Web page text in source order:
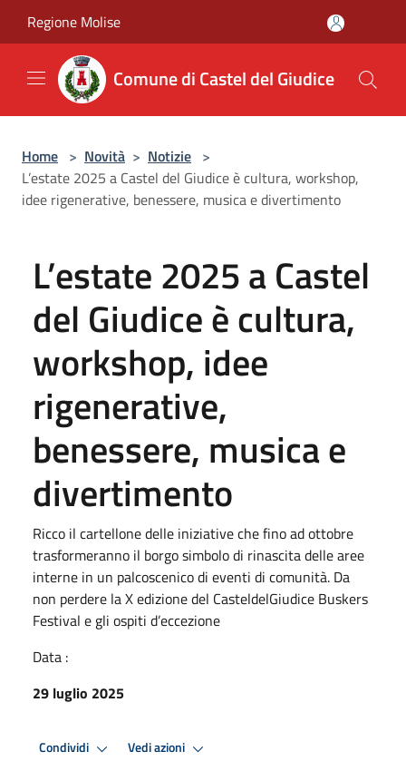
Regione Molise
Comune di Castel del Giudice
Home > Novità > Notizie >
L’estate 2025 a Castel del Giudice è cultura, workshop,
idee rigenerative, benessere, musica e divertimento
L’estate 2025 a Castel
del Giudice è cultura,
workshop, idee
rigenerative,
benessere, musica e
divertimento
Ricco il cartellone delle iniziative che fino ad ottobre
trasformeranno il borgo simbolo di rinascita delle aree
interne in un palcoscenico di eventi di comunità. Da
non perdere la X edizione del CasteldelGiudice Buskers
Festival e gli ospiti d’eccezione
Data :
29 luglio 2025
Condividi Vedi azioni